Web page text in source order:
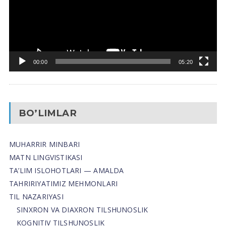
00:00 05:20
BO’LIMLAR
MUHARRIR MINBARI
MATN LINGVISTIKASI
TA’LIM ISLOHOTLARI — AMALDA
TAHRIRIYATIMIZ MEHMONLARI
TIL NAZARIYASI
SINXRON VA DIAXRON TILSHUNOSLIK
KOGNITIV TILSHUNOSLIK